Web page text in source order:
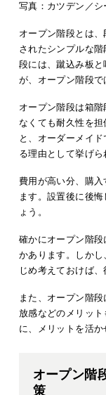
写真：カツデン／シ
オープン階段とは
されたシンプルな
段には、蹴込み板
が、オープン階段で
オープン階段は箱
なくても耐久性を
と、オーダーメイ
る理由として挙げら
費用が高い分、購
ます。設置後に後
ょう。
確かにオープン階
かあります。しか
じめ考えておけば
また、オープン階
放感などのメリッ
に、メリットを活か
オープン階
策